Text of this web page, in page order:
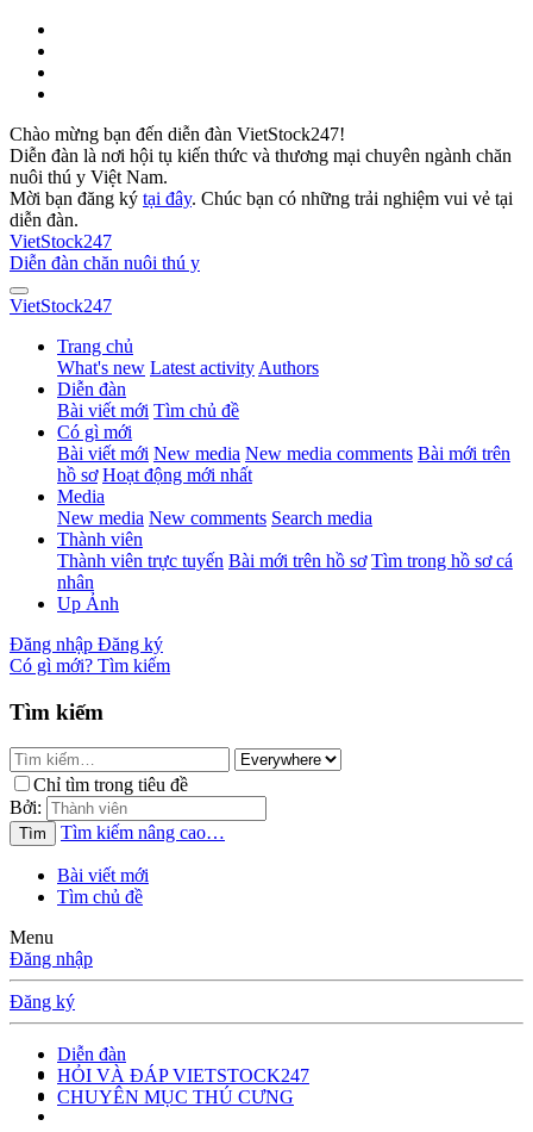
Chào mừng bạn đến diễn đàn VietStock247!
Diễn đàn là nơi hội tụ kiến thức và thương mại chuyên ngành chăn
nuôi thú y Việt Nam.
Mời bạn đăng ký tại đây. Chúc bạn có những trải nghiệm vui vẻ tại
diễn đàn.
VietStock247
Diễn đàn chăn nuôi thú y
VietStock247
Trang chủ
What's new Latest activity Authors
Diễn đàn
Bài viết mới Tìm chủ đề
Có gì mới
Bài viết mới New media New media comments Bài mới trên
hồ sơ Hoạt động mới nhất
Media
New media New comments Search media
Thành viên
Thành viên trực tuyến Bài mới trên hồ sơ Tìm trong hồ sơ cá
nhân
Up Ảnh
Đăng nhập Đăng ký
Có gì mới? Tìm kiếm
Tìm kiếm
Chỉ tìm trong tiêu đề
Bởi:
Tìm Tìm kiếm nâng cao…
Bài viết mới
Tìm chủ đề
Menu
Đăng nhập
Đăng ký
Diễn đàn
HỎI VÀ ĐÁP VIETSTOCK247
CHUYÊN MỤC THÚ CƯNG